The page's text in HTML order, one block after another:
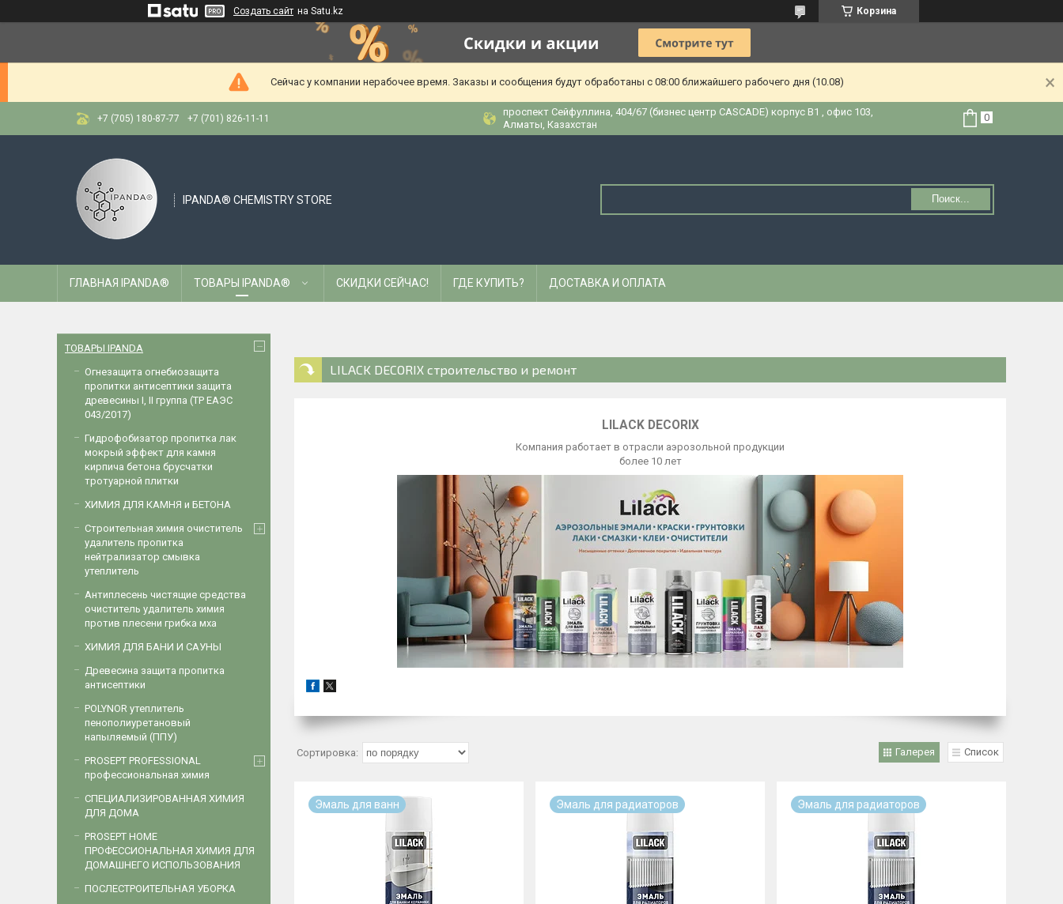
Создать сайт на Satu.kz Корзина
Сейчас у компании нерабочее время. Заказы и сообщения будут обработаны с 08:00 ближайшего рабочего дня (10.08)
+7 (705) 180-87-77 +7 (701) 826-11-11
​проспект Сейфуллина, 404/67 (бизнес центр CASCADE) корпус В1 , офис 103,
Алматы, Казахстан
IPANDA® CHEMISTRY STORE Поиск...
ГЛАВНАЯ IPANDA® ТОВАРЫ IPANDA® СКИДКИ СЕЙЧАС! ГДЕ КУПИТЬ? ДОСТАВКА И ОПЛАТА
LILACK DECORIX строительство и ремонт
LILACK DECORIX
Компания работает в отрасли аэрозольной продукции
более 10 лет
Галерея Список
Эмаль для ванн Эмаль для радиаторов Эмаль для радиаторов
ТОВАРЫ IPANDA
Огнезащита огнебиозащита
пропитки антисептики защита
древесины I, II группа (ТР ЕАЭС
043/2017)
Гидрофобизатор пропитка лак
мокрый эффект для камня
кирпича бетона брусчатки
тротуарной плитки
ХИМИЯ ДЛЯ КАМНЯ и БЕТОНА
Строительная химия очиститель
удалитель пропитка
нейтрализатор смывка
утеплитель
Антиплесень чистящие средства
очиститель удалитель химия
против плесени грибка мха
ХИМИЯ ДЛЯ БАНИ И САУНЫ
Древесина защита пропитка
антисептики
POLYNOR утеплитель
пенополиуретановый
напыляемый (ППУ)
PROSEPT PROFESSIONAL
профессиональная химия
СПЕЦИАЛИЗИРОВАННАЯ ХИМИЯ
ДЛЯ ДОМА
PROSEPT HOME
ПРОФЕССИОНАЛЬНАЯ ХИМИЯ ДЛЯ
ДОМАШНЕГО ИСПОЛЬЗОВАНИЯ
ПОСЛЕСТРОИТЕЛЬНАЯ УБОРКА